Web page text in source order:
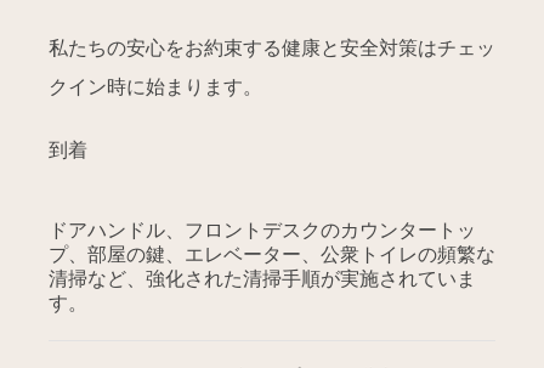
私たちの安心をお約束する健康と安全対策はチェッ
クイン時に始まります。
到着
ドアハンドル、フロントデスクのカウンタートッ
プ、部屋の鍵、エレベーター、公衆トイレの頻繁な
清掃など、強化された清掃手順が実施されていま
す。